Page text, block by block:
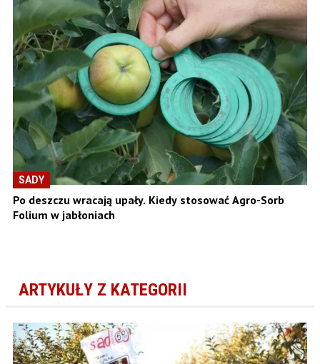
SADY
Po deszczu wracają upały. Kiedy stosować Agro-Sorb
Folium w jabłoniach
ARTYKUŁY Z KATEGORII